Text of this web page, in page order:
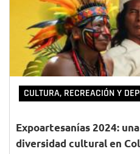
CULTURA, RECREACIÓN Y
Expoartesanías 2024:
diversidad cultural en